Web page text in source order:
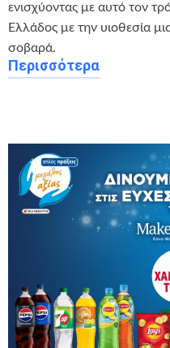
ενισχύοντας με αυτό τον
Ελλάδος με την υιοθεσία
σοβαρά.
Περισσότερα